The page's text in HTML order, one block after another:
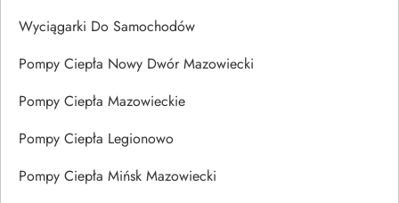
Wyciągarki Do Samochodów
Pompy Ciepła Nowy Dwór Mazowiecki
Pompy Ciepła Mazowieckie
Pompy Ciepła Legionowo
Pompy Ciepła Mińsk Mazowiecki